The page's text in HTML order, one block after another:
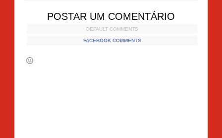
POSTAR UM COMENTÁRIO
DEFAULT COMMENTS
FACEBOOK COMMENTS